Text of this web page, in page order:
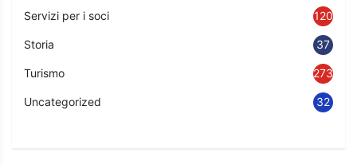
Servizi per i soci 120
Storia 37
Turismo 273
Uncategorized 32